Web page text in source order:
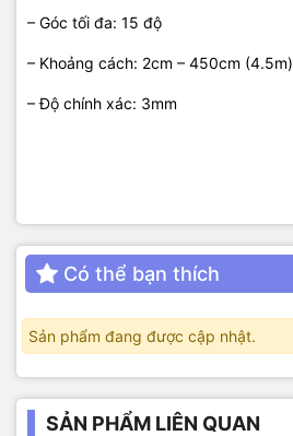
– Góc tối đa: 15 độ
– Khoảng cách: 2cm – 450cm (4.5m)
– Độ chính xác: 3mm
Có thể bạn thích
Sản phẩm đang được cập nhật.
SẢN PHẨM LIÊN QUAN